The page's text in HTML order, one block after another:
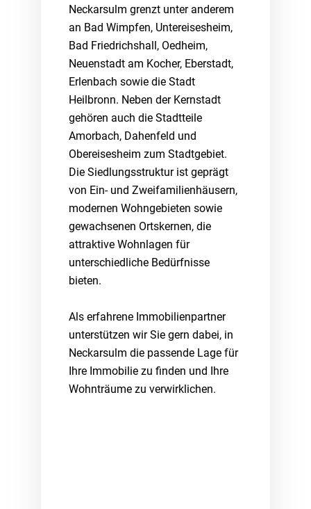
Neckarsulm grenzt unter anderem
an Bad Wimpfen, Untereisesheim,
Bad Friedrichshall, Oedheim,
Neuenstadt am Kocher, Eberstadt,
Erlenbach sowie die Stadt
Heilbronn. Neben der Kernstadt
gehören auch die Stadtteile
Amorbach, Dahenfeld und
Obereisesheim zum Stadtgebiet.
Die Siedlungsstruktur ist geprägt
von Ein- und Zweifamilienhäusern,
modernen Wohngebieten sowie
gewachsenen Ortskernen, die
attraktive Wohnlagen für
unterschiedliche Bedürfnisse
bieten.
Als erfahrene Immobilienpartner
unterstützen wir Sie gern dabei, in
Neckarsulm die passende Lage für
Ihre Immobilie zu finden und Ihre
Wohnträume zu verwirklichen.